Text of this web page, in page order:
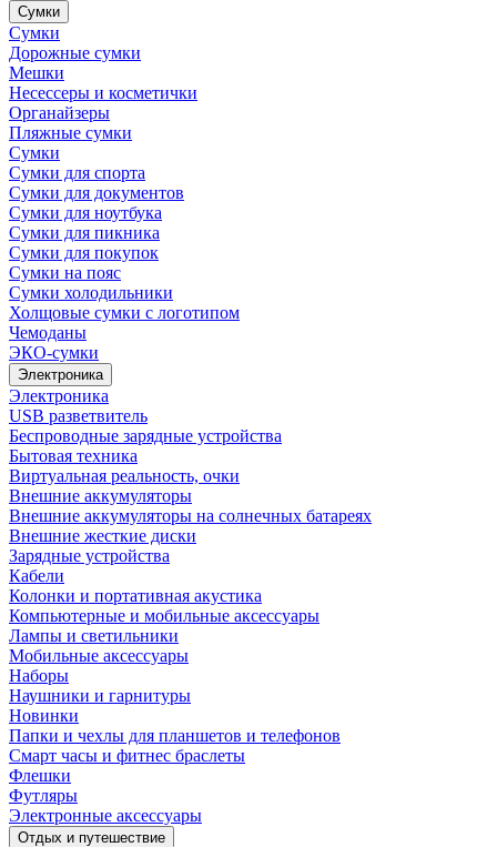
Сумки
Сумки
Дорожные сумки
Мешки
Несессеры и косметички
Органайзеры
Пляжные сумки
Сумки
Сумки для спорта
Сумки для документов
Сумки для ноутбука
Сумки для пикника
Сумки для покупок
Сумки на пояс
Сумки холодильники
Холщовые сумки с логотипом
Чемоданы
ЭКО-сумки
Электроника
Электроника
USB разветвитель
Беспроводные зарядные устройства
Бытовая техника
Виртуальная реальность, очки
Внешние аккумуляторы
Внешние аккумуляторы на солнечных батареях
Внешние жесткие диски
Зарядные устройства
Кабели
Колонки и портативная акустика
Компьютерные и мобильные аксессуары
Лампы и светильники
Мобильные аксессуары
Наборы
Наушники и гарнитуры
Новинки
Папки и чехлы для планшетов и телефонов
Смарт часы и фитнес браслеты
Флешки
Футляры
Электронные аксессуары
Отдых и путешествие